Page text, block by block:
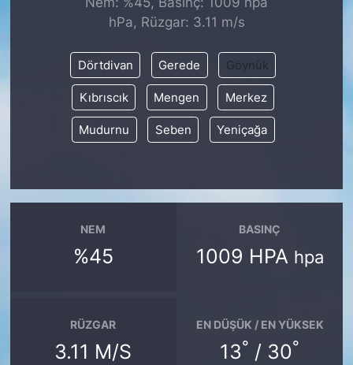
hPa, Rüzgar: 3.11 m/s
Dörtdivan Gerede Göynük
Kıbrıscık Mengen Merkez
Mudurnu Seben Yeniçağa
NEM
%45
BASINÇ
1009 HPA hpa
RÜZGAR
3.11 M/S
EN DÜŞÜK / EN YÜKSEK
13° / 30°
KONGRE TAKVİMİ
RÖPORTAJLAR